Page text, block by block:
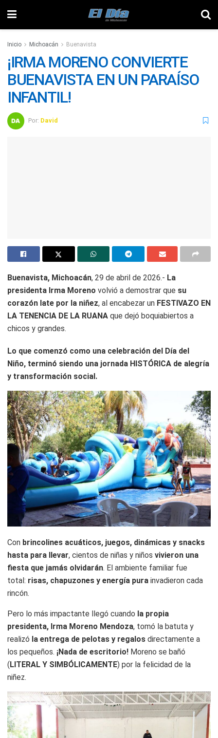
Inicio Michoacán Buenavista
¡IRMA MORENO CONVIERTE
BUENAVISTA EN UN PARAÍSO
INFANTIL!
Por: David
Buenavista, Michoacán, 29 de abril de 2026.- La
presidenta Irma Moreno volvió a demostrar que su
corazón late por la niñez, al encabezar un FESTIVAZO EN
LA TENENCIA DE LA RUANA que dejó boquiabiertos a
chicos y grandes.
Lo que comenzó como una celebración del Día del
Niño, terminó siendo una jornada HISTÓRICA de alegría
y transformación social.
Con brincolines acuáticos, juegos, dinámicas y snacks
hasta para llevar, cientos de niñas y niños vivieron una
fiesta que jamás olvidarán. El ambiente familiar fue
total: risas, chapuzones y energía pura invadieron cada
rincón.
Pero lo más impactante llegó cuando la propia
presidenta, Irma Moreno Mendoza, tomó la batuta y
realizó la entrega de pelotas y regalos directamente a
los pequeños. ¡Nada de escritorio! Moreno se bañó
( LITERAL Y SIMBÓLICAMENTE) por la felicidad de la
niñez.